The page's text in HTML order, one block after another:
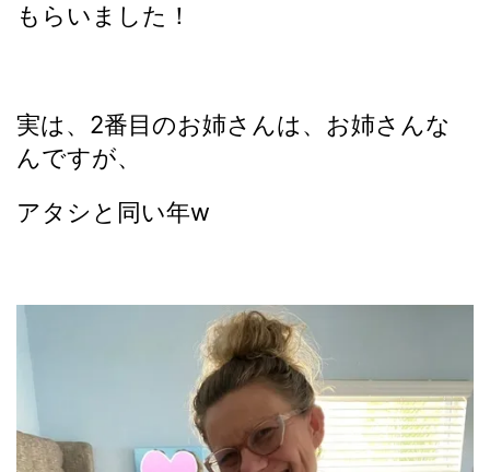
もらいました！
実は、2番目のお姉さんは、お姉さんな
んですが、
アタシと同い年w